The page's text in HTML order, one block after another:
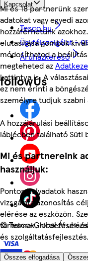
Mi és 18 partnerünk
adatokat vagy egyedi
hozzáférhetünk
elutasítása gombok
módosíthatod a
megteheted az
kattintva is. A
ez nem érinti a
személyre tudjuk
A hozzájárulási
láblécben található
Mi és partnereink
használjuk:
Pontos helyadatok
vizsgálata azonosítás
elérése az eszközön.
tartalmak, hirdetések
és szolgáltatásfejlesztés.
Összes elfogadása
Kapcsolat
Tesco.hu
Ügyfélszolgálat -
Áruházkereső
followUs
©Tesco-Global